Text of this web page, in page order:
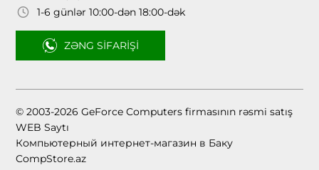
1-6 günlər 10:00-dən 18:00-dək
ZƏNG SIFARIŞI
© 2003-2026 GeForce Computers firmasının rəsmi satış
WEB Saytı
Компьютерный интернет-магазин в Баку
CompStore.az